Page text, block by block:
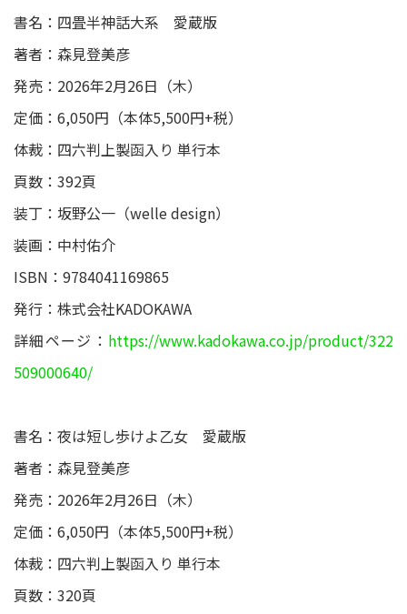
書名：四畳半神話大系 愛蔵版
著者：森見登美彦
発売：2026年2月26日（木）
定価：6,050円（本体5,500円+税）
体裁：四六判上製函入り 単行本
頁数：392頁
装丁：坂野公一（welle design）
装画：中村佑介
ISBN：9784041169865
発行：株式会社KADOKAWA
詳細ページ： https://www.kadokawa.co.jp/product/322
509000640/
書名：夜は短し歩けよ乙女 愛蔵版
著者：森見登美彦
発売：2026年2月26日（木）
定価：6,050円（本体5,500円+税）
体裁：四六判上製函入り 単行本
頁数：320頁